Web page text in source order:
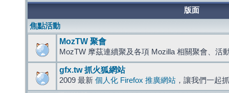
版面
焦點活動
MozTW 聚會
MozTW 摩茲連續聚及各項 Mozilla 相關聚會、活
gfx.tw 抓火狐網站
2009 最新 個人化 Firefox 推廣網站 ，讓我們一起